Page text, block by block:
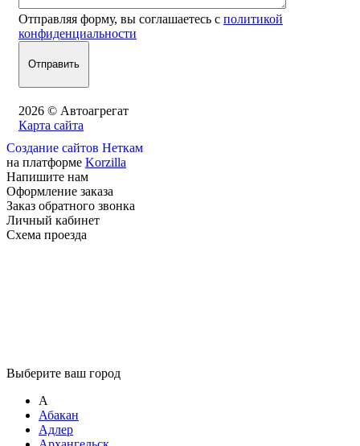
Отправляя форму, вы соглашаетесь с политикой
конфиденциальности
2026 © Автоагрегат
Карта сайта
Создание сайтов Неткам
на платформе Korzilla
Напишите нам
Оформление заказа
Заказ обратного звонка
Личный кабинет
Схема проезда
Выберите ваш город
А
Абакан
Адлер